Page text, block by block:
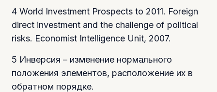
4 World Investment Prospects to 2011. Foreign
direct investment and the challenge of political
risks. Economist Intelligence Unit, 2007.
5 Инверсия – изменение нормального
положения элементов, расположение их в
обратном порядке.